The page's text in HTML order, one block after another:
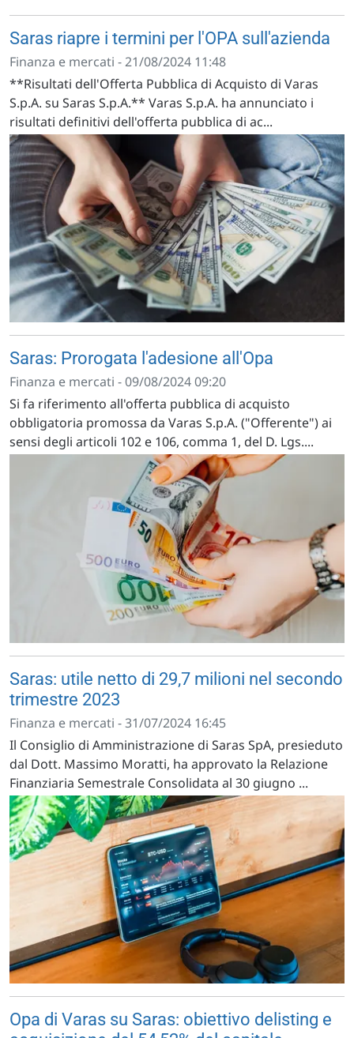
Saras riapre i termini per l'OPA sull'azienda
Finanza e mercati - 21/08/2024 11:48
**Risultati dell'Offerta Pubblica di Acquisto di Varas
S.p.A. su Saras S.p.A.** Varas S.p.A. ha annunciato i
risultati definitivi dell'offerta pubblica di ac...
Saras: Prorogata l'adesione all'Opa
Finanza e mercati - 09/08/2024 09:20
Si fa riferimento all'offerta pubblica di acquisto
obbligatoria promossa da Varas S.p.A. ("Offerente") ai
sensi degli articoli 102 e 106, comma 1, del D. Lgs....
Saras: utile netto di 29,7 milioni nel secondo
trimestre 2023
Finanza e mercati - 31/07/2024 16:45
Il Consiglio di Amministrazione di Saras SpA, presieduto
dal Dott. Massimo Moratti, ha approvato la Relazione
Finanziaria Semestrale Consolidata al 30 giugno ...
Opa di Varas su Saras: obiettivo delisting e